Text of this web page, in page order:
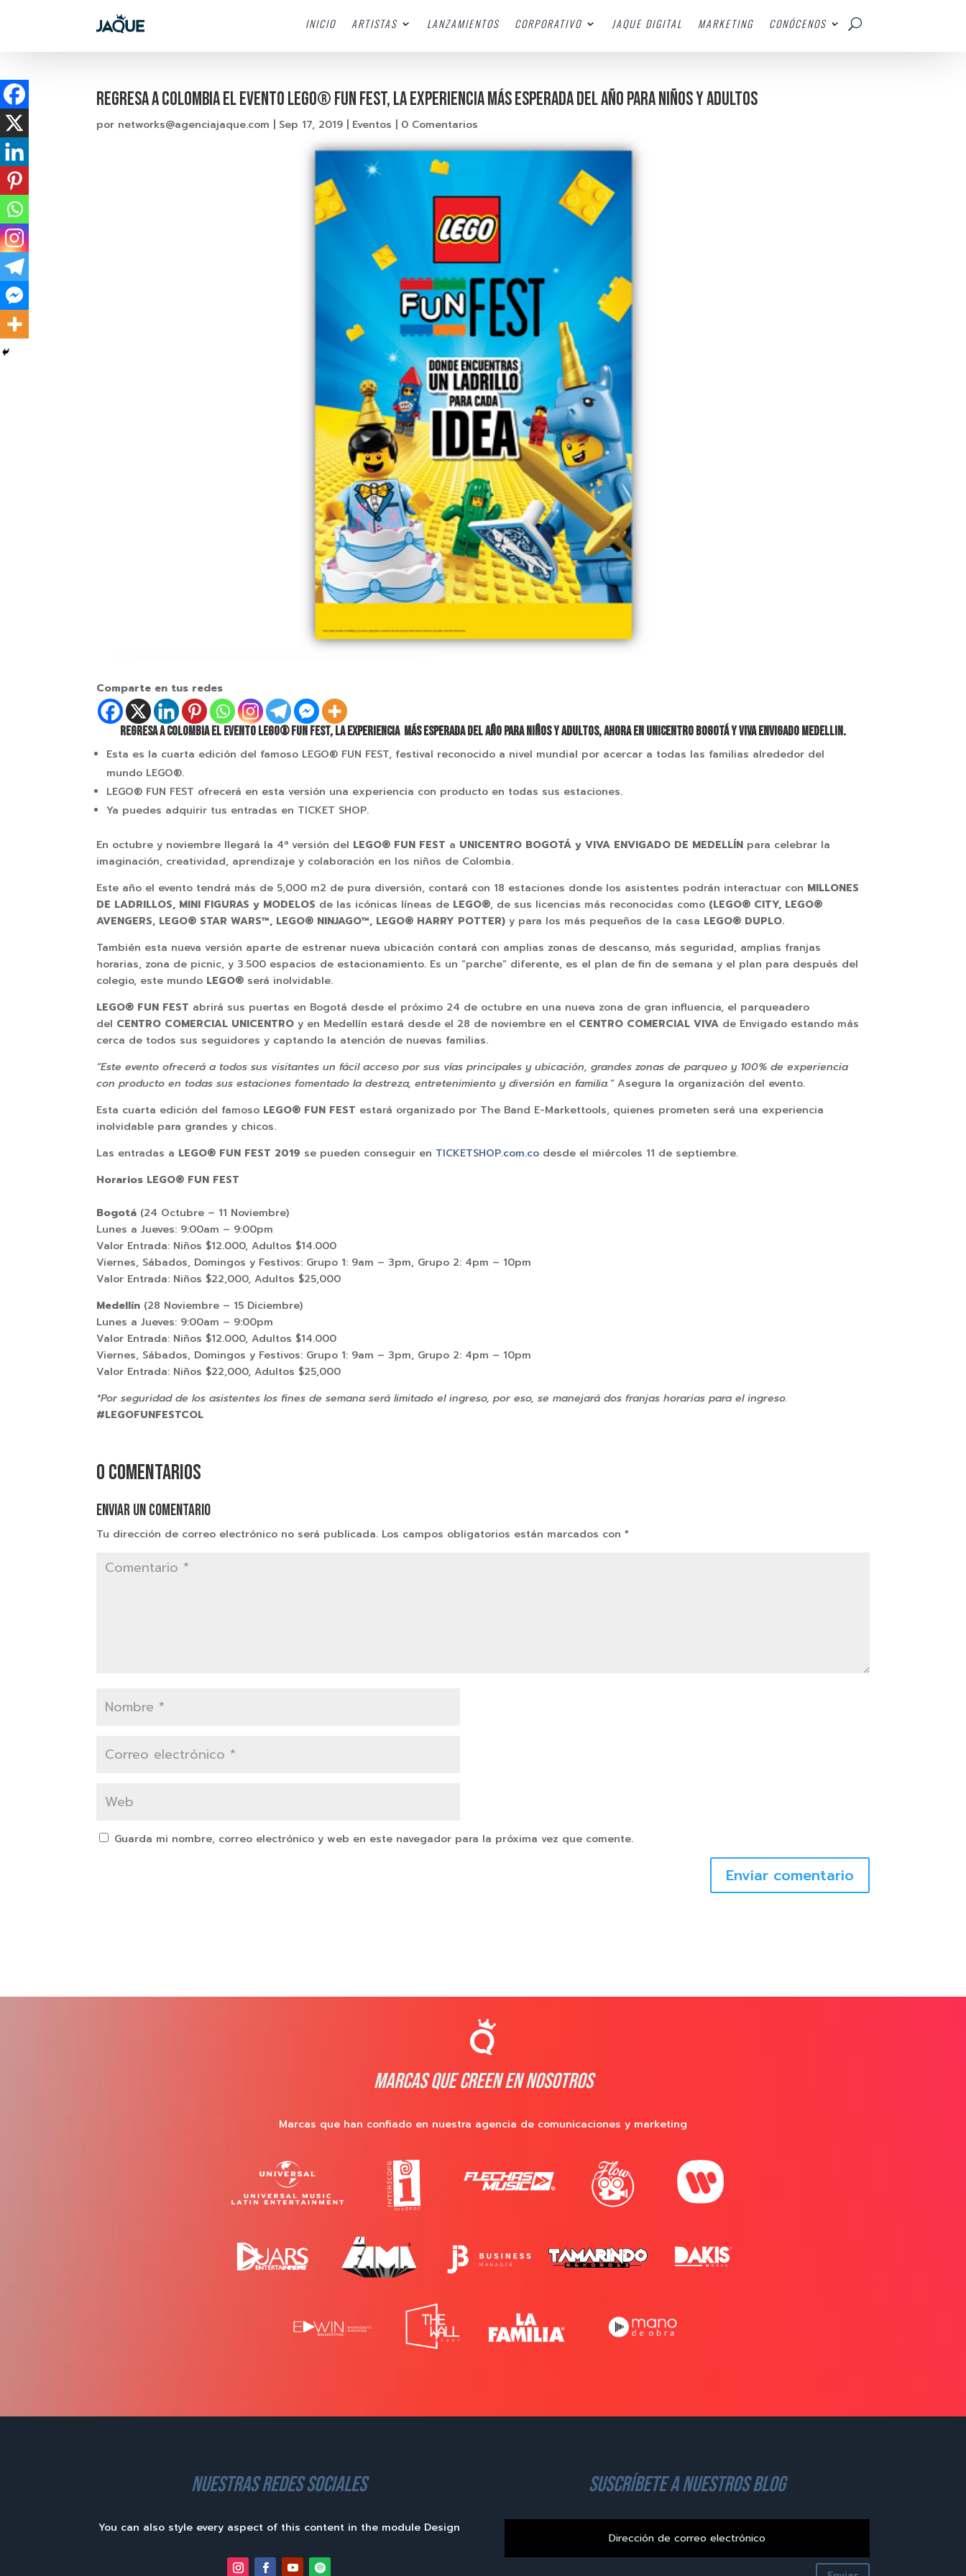
INICIO ARTISTAS LANZAMIENTOS CORPORATIVO JAQUE DIGITAL MARKETING CONÓCENOS
REGRESA A COLOMBIA EL EVENTO LEGO® FUN FEST, LA EXPERIENCIA MÁS ESPERADA DEL AÑO PARA NIÑOS Y ADULTOS
por networks@agenciajaque.com | Sep 17, 2019 | Eventos | 0 Comentarios
Comparte en tus redes
REGRESA A COLOMBIA EL EVENTO LEGO® FUN FEST, LA EXPERIENCIA MÁS ESPERADA DEL AÑO PARA NIÑOS Y ADULTOS, AHORA EN UNICENTRO BOGOTÁ Y VIVA ENVIGADO MEDELLIN.
Esta es la cuarta edición del famoso LEGO® FUN FEST, festival reconocido a nivel mundial por acercar a todas las familias alrededor del
mundo LEGO®.
LEGO® FUN FEST ofrecerá en esta versión una experiencia con producto en todas sus estaciones.
Ya puedes adquirir tus entradas en TICKET SHOP.
En octubre y noviembre llegará la 4ª versión del LEGO® FUN FEST a UNICENTRO BOGOTÁ y VIVA ENVIGADO DE MEDELLÍN para celebrar la
imaginación, creatividad, aprendizaje y colaboración en los niños de Colombia.
Este año el evento tendrá más de 5,000 m2 de pura diversión, contará con 18 estaciones donde los asistentes podrán interactuar con MILLONES
DE LADRILLOS, MINI FIGURAS y MODELOS de las icónicas líneas de LEGO®, de sus licencias más reconocidas como (LEGO® CITY, LEGO®
AVENGERS, LEGO® STAR WARS™, LEGO® NINJAGO™, LEGO® HARRY POTTER) y para los más pequeños de la casa LEGO® DUPLO.
También esta nueva versión aparte de estrenar nueva ubicación contará con amplias zonas de descanso, más seguridad, amplias franjas
horarias, zona de picnic, y 3.500 espacios de estacionamiento. Es un “parche” diferente, es el plan de fin de semana y el plan para después del
colegio, este mundo LEGO® será inolvidable.
LEGO® FUN FEST abrirá sus puertas en Bogotá desde el próximo 24 de octubre en una nueva zona de gran influencia, el parqueadero
del CENTRO COMERCIAL UNICENTRO y en Medellín estará desde el 28 de noviembre en el CENTRO COMERCIAL VIVA de Envigado estando más
cerca de todos sus seguidores y captando la atención de nuevas familias.
“Este evento ofrecerá a todos sus visitantes un fácil acceso por sus vías principales y ubicación, grandes zonas de parqueo y 100% de experiencia
con producto en todas sus estaciones fomentado la destreza, entretenimiento y diversión en familia.”Asegura la organización del evento.
Esta cuarta edición del famoso LEGO® FUN FEST estará organizado por The Band E-Markettools, quienes prometen será una experiencia
inolvidable para grandes y chicos.
Las entradas a LEGO® FUN FEST 2019 se pueden conseguir en TICKETSHOP.com.co desde el miércoles 11 de septiembre.
Horarios LEGO® FUN FEST
Bogotá (24 Octubre – 11 Noviembre)
Lunes a Jueves: 9:00am – 9:00pm
Valor Entrada: Niños $12.000, Adultos $14.000
Viernes, Sábados, Domingos y Festivos: Grupo 1: 9am – 3pm, Grupo 2: 4pm – 10pm
Valor Entrada: Niños $22,000, Adultos $25,000
Medellín (28 Noviembre – 15 Diciembre)
Lunes a Jueves: 9:00am – 9:00pm
Valor Entrada: Niños $12.000, Adultos $14.000
Viernes, Sábados, Domingos y Festivos: Grupo 1: 9am – 3pm, Grupo 2: 4pm – 10pm
Valor Entrada: Niños $22,000, Adultos $25,000
*Por seguridad de los asistentes los fines de semana será limitado el ingreso, por eso, se manejará dos franjas horarias para el ingreso.
#LEGOFUNFESTCOL
0 comentarios
Enviar un comentario
Tu dirección de correo electrónico no será publicada. Los campos obligatorios están marcados con*
Guarda mi nombre, correo electrónico y web en este navegador para la próxima vez que comente.
Enviar comentario
MARCAS QUE CREEN EN NOSOTROS
Marcas que han confiado en nuestra agencia de comunicaciones y marketing
nuestras redes sociales
You can also style every aspect of this content in the module Design
suscríbete a nuestros blog